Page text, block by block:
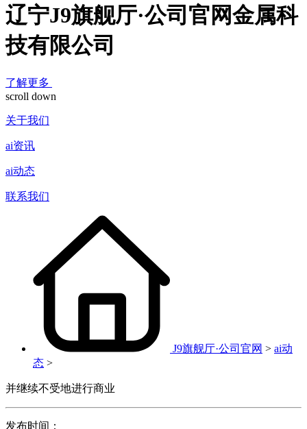
辽宁J9旗舰厅·公司官网金属科
技有限公司
了解更多
scroll down
关于我们
ai资讯
ai动态
联系我们
J9旗舰厅·公司官网 > ai动
态 >
并继续不受地进行商业
发布时间：